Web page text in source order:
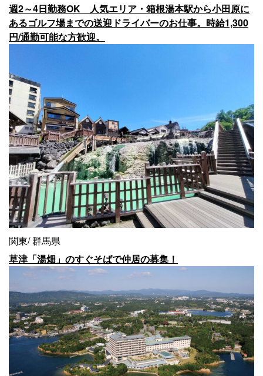
週2～4日勤務OK 人気エリア・箱根湯本駅から小田原に
あるゴルフ場までの送迎ドライバーのお仕事。時給1,300
円/通勤可能な方歓迎。
関東 群馬県
草津「湯畑」のすぐそばで仲居の募集！